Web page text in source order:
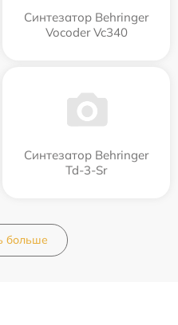
Синтезатор Behringer
Vocoder Vc340
Синтезатор Behringer
Td-3-Sr
больше